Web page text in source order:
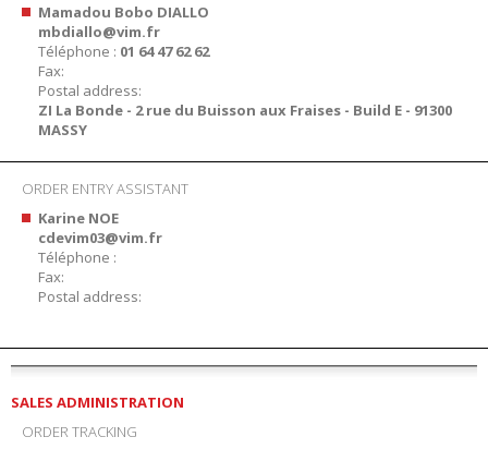
Mamadou Bobo DIALLO
mbdiallo@vim.fr
Téléphone : 01 64 47 62 62
Fax:
Postal address:
ZI La Bonde - 2 rue du Buisson aux Fraises - Build E - 91300
MASSY
ORDER ENTRY ASSISTANT
Karine NOE
cdevim03@vim.fr
Téléphone :
Fax:
Postal address:
SALES ADMINISTRATION
ORDER TRACKING